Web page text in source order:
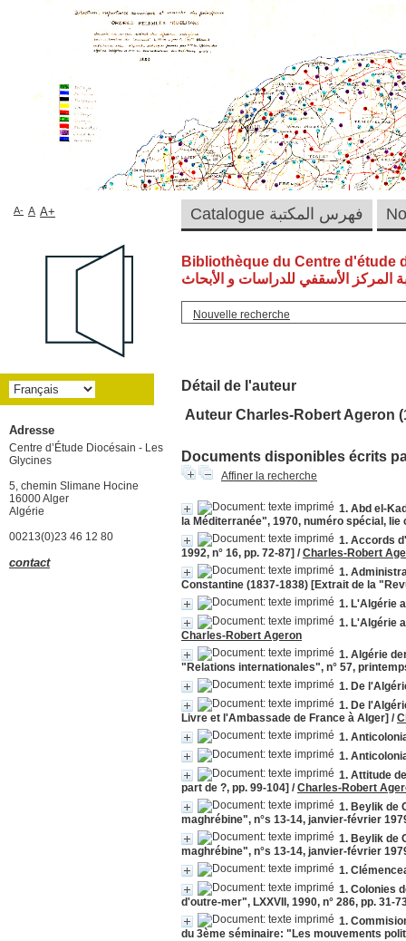
Bibliothèque du Centre d'étude
المركز الأسقفي للدراسات و الأبحاث
Nouvelle recherche
Détail de l'auteur
Auteur Charles-Robert Ageron
Documents disponibles écrits
Affiner la recherche
1. Abd el-
la Méditerranée", 1970, numéro spécial,
1. Accords
1992, n° 16, pp. 72-87] /Charles-Robert
1.
Constantine (1837-1838) [Extrait de la
1. L'Algérie
1. L'Algérie
Charles-Robert Ageron
1. Algérie
"Relations internationales", n° 57,
1. De
1. De
Livre et l'Ambassade de France à Alger] /
1.
1.
1. Attitude
part de ?, pp. 99-104] /Charles-Robert
1. Beylik de
maghrébine", n°s 13-14, janvier-février
1. Beylik de
maghrébine", n°s 13-14, janvier-février
1.
1. Colonies
d'outre-mer", LXXVII, 1990, n° 286, pp. 31-
1.
du 3ème séminaire: "Les mouvements
Catalogue فهرس المكتبة A- A A+
Adresse
Centre d’Étude Diocésain - Les
Glycines
5, chemin Slimane Hocine
16000 Alger
Algérie
00213(0)23 46 12 80
contact